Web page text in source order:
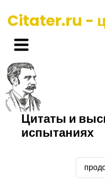
Citater.ru -
Цитаты и
испытаниях